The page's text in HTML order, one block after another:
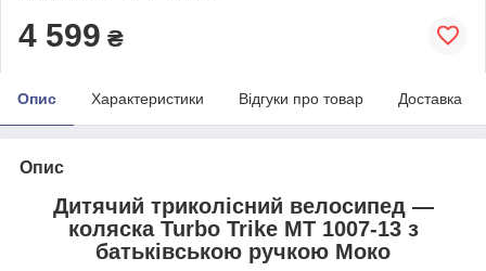
4 599 ₴
Опис Характеристики Відгуки про товар Доставка
Опис
Дитячий триколісний велосипед —
коляска Turbo Trike MT 1007-13 з
батьківською ручкою Моко